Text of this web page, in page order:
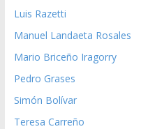
Luis Razetti
Manuel Landaeta Rosales
Mario Briceño Iragorry
Pedro Grases
Simón Bolívar
Teresa Carreño